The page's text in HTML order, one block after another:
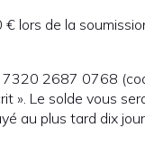
lors de la
2687 0768
». Le solde vous
au plus tard dix